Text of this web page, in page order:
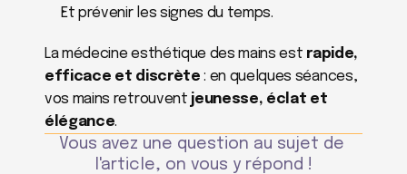
Et prévenir les signes du temps.
La médecine esthétique des mains est rapide,
efficace et discrète : en quelques séances,
vos mains retrouvent jeunesse, éclat et
élégance.
Vous avez une question au sujet de
l'article, on vous y répond !